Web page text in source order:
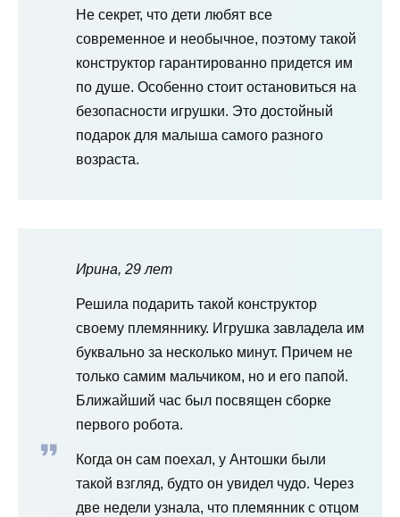
Не секрет, что дети любят все
современное и необычное, поэтому такой
конструктор гарантированно придется им
по душе. Особенно стоит остановиться на
безопасности игрушки. Это достойный
подарок для малыша самого разного
возраста.
Ирина, 29 лет
Решила подарить такой конструктор
своему племяннику. Игрушка завладела им
буквально за несколько минут. Причем не
только самим мальчиком, но и его папой.
Ближайший час был посвящен сборке
первого робота.
Когда он сам поехал, у Антошки были
такой взгляд, будто он увидел чудо. Через
две недели узнала, что племянник с отцом